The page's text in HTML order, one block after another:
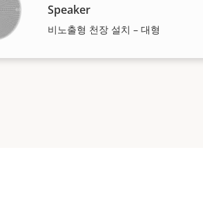
Speaker
비노출형 천장 설치 – 대형